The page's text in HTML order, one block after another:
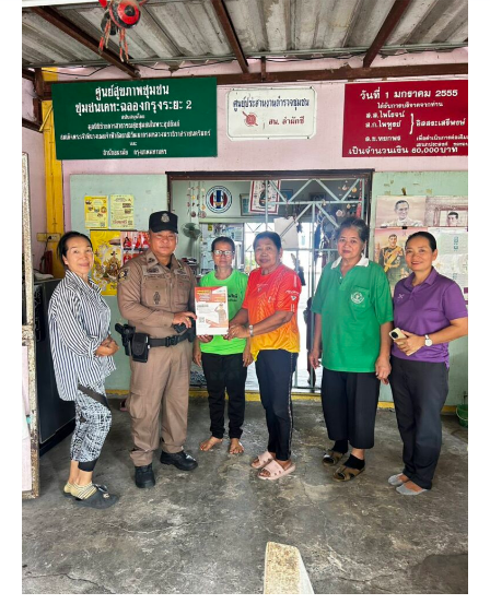
12
มี.ค.69
ประชาสัมพันธ์
ประชาชน
ร่วม
แบบ
วัด
การ
รับ
รู้
ผู้
มี
ส่วน
ได้
ส่วน
เสีย
ภายนอก